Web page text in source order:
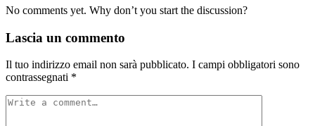
No comments yet. Why don’t you start the discussion?
Lascia un commento
Il tuo indirizzo email non sarà pubblicato. I campi obbligatori sono
contrassegnati *